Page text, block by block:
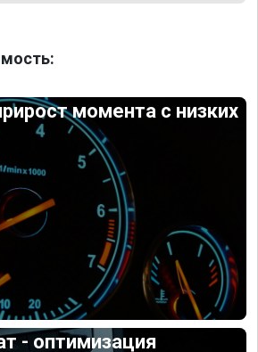
момента с низких
- оптимизация